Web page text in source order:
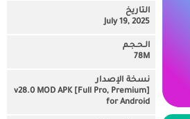
التاريخ
July 19, 2025
الـحـجـم
78M
نسخة الإصدار
v28.0 MOD APK [Full Pro, Premium]
for Android